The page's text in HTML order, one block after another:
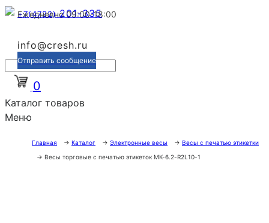
+7(4722)201-335
Ежедневно 09:00-18:00
info@cresh.ru
Отправить сообщение
0
Каталог товаров
Меню
Главная → Каталог → Электронные весы → Весы с печатью этикетки
→ Весы торговые с печатью этикеток МК-6.2-R2L10-1